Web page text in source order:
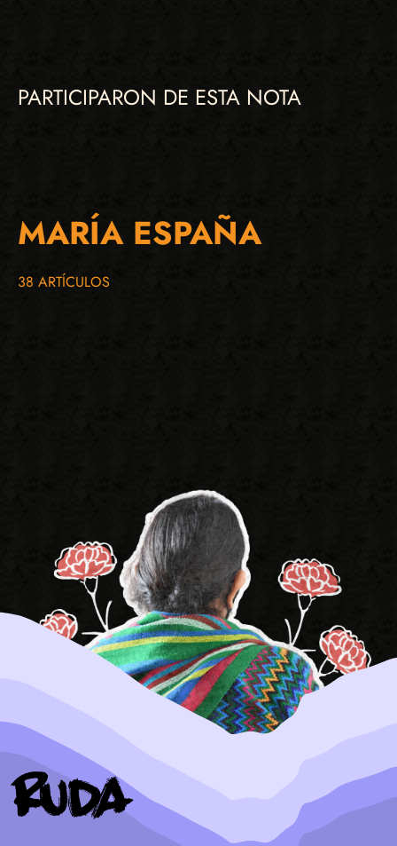
PARTICIPARON DE ESTA NOTA
MARÍA ESPAÑA
38 ARTÍCULOS